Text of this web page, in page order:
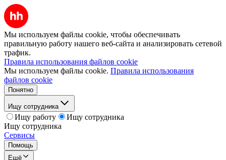
Мы используем файлы cookie, чтобы обеспечивать
правильную работу нашего веб-сайта и анализировать сетевой
трафик.
Правила использования файлов cookie
Мы используем файлы cookie. Правила использования
файлов cookie
Понятно
Ищу сотрудника
Ищу работу
Ищу сотрудника
Ищу сотрудника
Сервисы
Помощь
Ещё